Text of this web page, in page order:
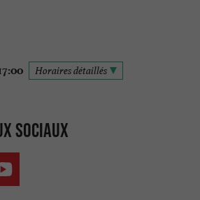
Horaires détaillés
sociaux